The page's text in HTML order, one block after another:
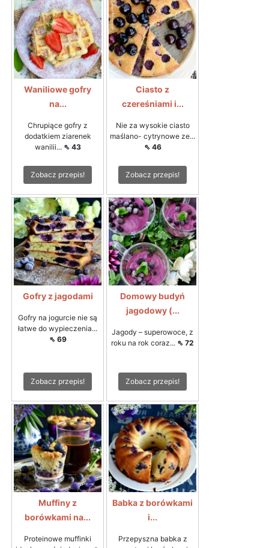
Waniliowe gofry
na...
Chrupiące gofry z
dodatkiem ziarenek
wanilii... ⇖ 43
Zobacz przepis!
Ciasto z
czereśniami i...
Nie za wysokie ciasto
maślano- cytrynowe ze...
⇖ 46
Zobacz przepis!
Gofry z jagodami
Gofry na jogurcie nie są
łatwe do wypieczenia...
⇖ 69
Zobacz przepis!
Domowy budyń
jagodowy (...
Jagody – superowoce, z
roku na rok coraz... ⇖ 72
Zobacz przepis!
Muffiny z
borówkami na...
Proteinowe muffinki
Babka z borówkami
i...
Przepyszna babka z